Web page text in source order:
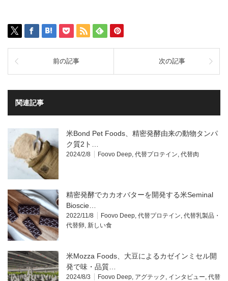
前の記事 次の記事
関連記事
米Bond Pet Foods、精密発酵由来の動物タンパ
ク質2ト…
2024/2/8 Foovo Deep, 代替プロテイン, 代替肉
精密発酵でカカオバターを開発する米Seminal
Bioscie…
2022/11/8 Foovo Deep, 代替プロテイン, 代替乳製品・
代替卵, 新しい食
米Mozza Foods、大豆によるカゼインミセル開
発で味・品質…
2024/8/3 Foovo Deep, アグテック , インタビュー, 代替